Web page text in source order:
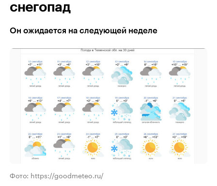
снегопад
Он ожидается на следующей неделе
Фото: https://goodmeteo.ru/